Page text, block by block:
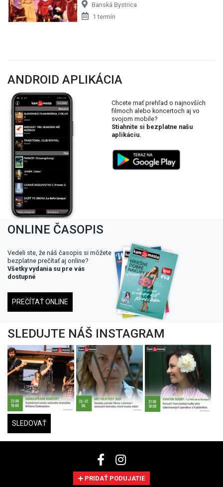
Banská Bystrica
1 termín
ANDROID APLIKÁCIA
Chcete mať prehľad o najnovších
filmoch alebo koncertoch aj vo
svojom mobile?
Stiahnite si bezplatne našu
aplikáciu.
ONLINE ČASOPIS
Vedeli ste, že náš časopis si môžete
bezplatne prečítať aj online?
Všetky vydania su pre vás
dostupné
PREČÍTAŤ ONLINE
SLEDUJTE NÁŠ INSTAGRAM
SLEDOVAŤ
PRIDAŤ PODUJATIE